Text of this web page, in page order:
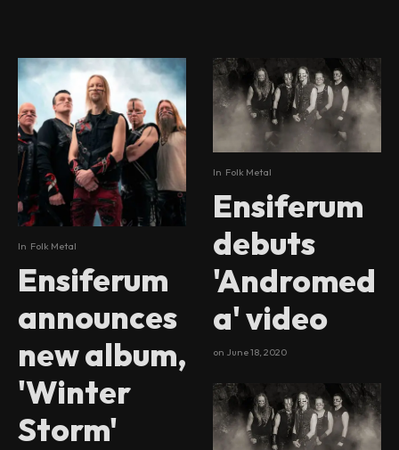
In Folk Metal
Ensiferum
announces
new album,
'Winter
Storm'
In Folk Metal
Ensiferum
debuts
'Andromed
a' video
on June 18, 2020